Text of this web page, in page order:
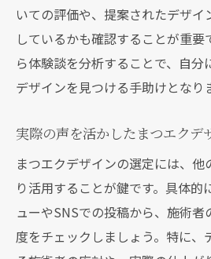
いての評価や、提案されたデザイ
しているかも確認することが重
ら体験談を分析することで、自分
デザインを見つける手助けとなり
実際の声を活かしたまつエクデ
まつエクデザインの選定には、
り活用することが鍵です。具体的
ューやSNSでの投稿から、施術
度をチェックしましょう。特に、